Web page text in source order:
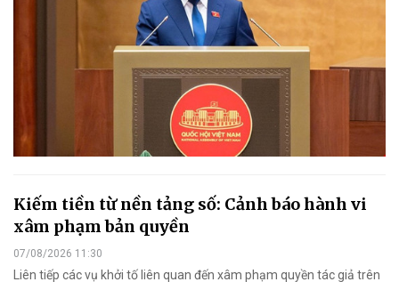
Kiếm tiền từ nền tảng số: Cảnh báo hành vi
xâm phạm bản quyền
07/08/2026 11:30
Liên tiếp các vụ khởi tố liên quan đến xâm phạm quyền tác giả trên